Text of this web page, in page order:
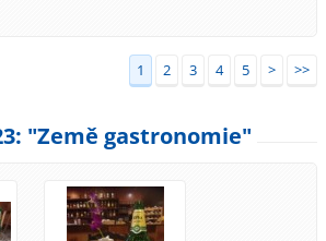
1 2 3 4 5 > >>
"Země gastronomie"